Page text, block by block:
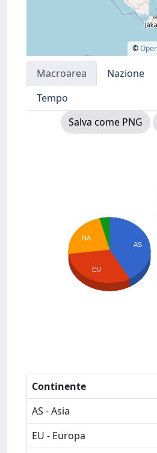
©
Macroarea Nazione
Tempo
Salva come PNG
AS
NA
EU
Continente
AS - Asia
EU - Europa